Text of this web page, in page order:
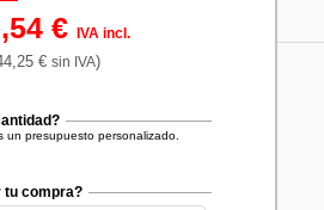
€IVA incl.
€ sin IVA)
un presupuesto personalizado.
tu compra?